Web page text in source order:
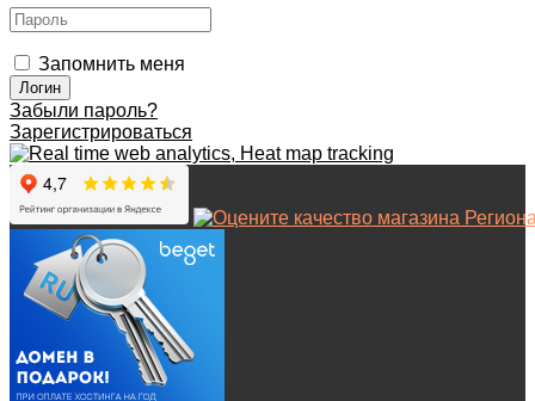
Запомнить меня
Забыли пароль?
Зарегистрироваться